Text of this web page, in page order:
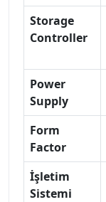
Storage
Controller
Power
Supply
Form
Factor
İşletim
Sistemi